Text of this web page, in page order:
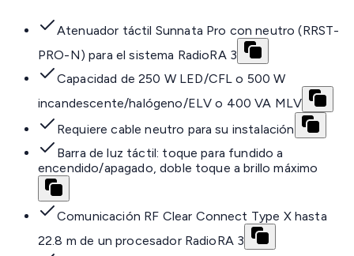
Atenuador táctil Sunnata Pro con neutro (RRST-
PRO-N) para el sistema RadioRA 3
Capacidad de 250 W LED/CFL o 500 W
incandescente/halógeno/ELV o 400 VA MLV
Requiere cable neutro para su instalación
Barra de luz táctil: toque para fundido a
encendido/apagado, doble toque a brillo máximo
Comunicación RF Clear Connect Type X hasta
22.8 m de un procesador RadioRA 3